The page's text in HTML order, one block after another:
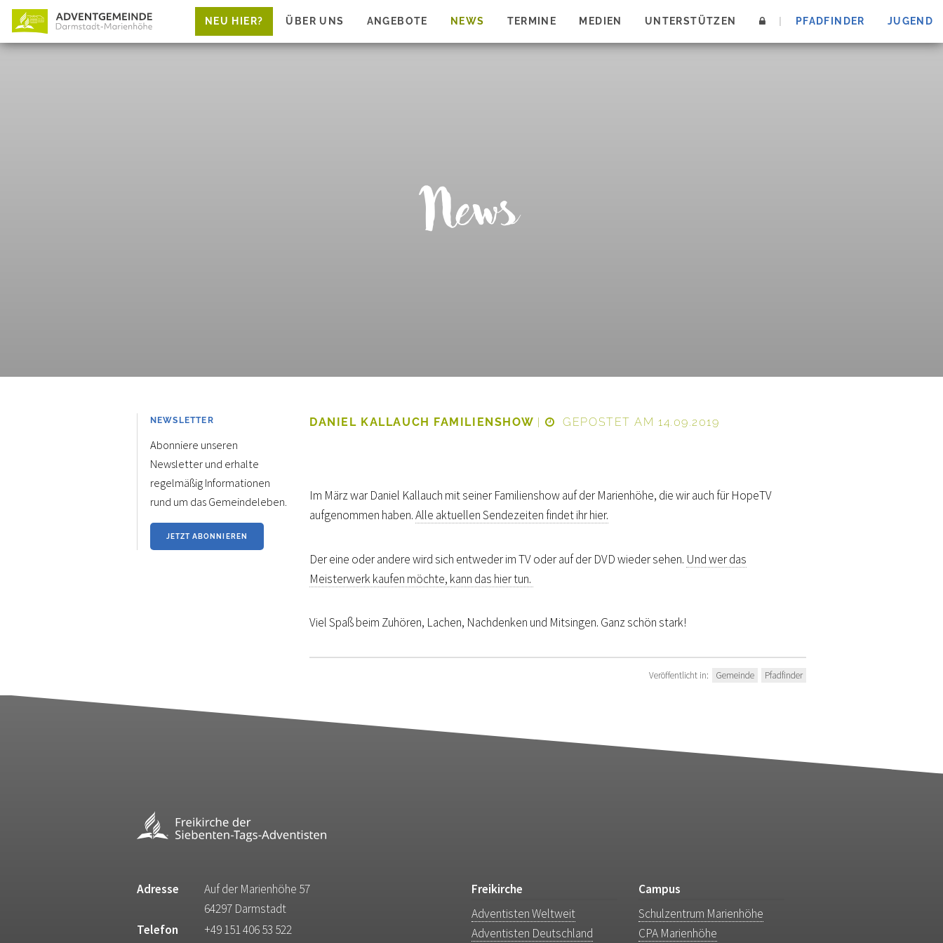
NEU HIER? ÜBER UNS ANGEBOTE NEWS TERMINE MEDIEN UNTERSTÜTZEN PFADFINDER JUGEND
News
NEWSLETTER
Abonniere unseren
Newsletter und erhalte
regelmäßig Informationen
rund um das Gemeindeleben.
JETZT ABONNIEREN
DANIEL KALLAUCH FAMILIENSHOW | GEPOSTET AM 14.09.2019
Im März war Daniel Kallauch mit seiner Familienshow auf der Marienhöhe, die wir auch für HopeTV
aufgenommen haben.Alle aktuellen Sendezeiten findet ihr hier.
Der eine oder andere wird sich entweder im TV oder auf der DVD wieder sehen. Und wer das
Meisterwerk kaufen möchte, kann das hier tun.
Viel Spaß beim Zuhören, Lachen, Nachdenken und Mitsingen. Ganz schön stark!
Veröffentlicht in: Gemeinde Pfadfinder
Adresse
Auf der Marienhöhe 57
64297 Darmstadt
Telefon
+49 151 406 53 522
Freikirche
Adventisten Weltweit
Adventisten Deutschland
Campus
Schulzentrum Marienhöhe
CPA Marienhöhe